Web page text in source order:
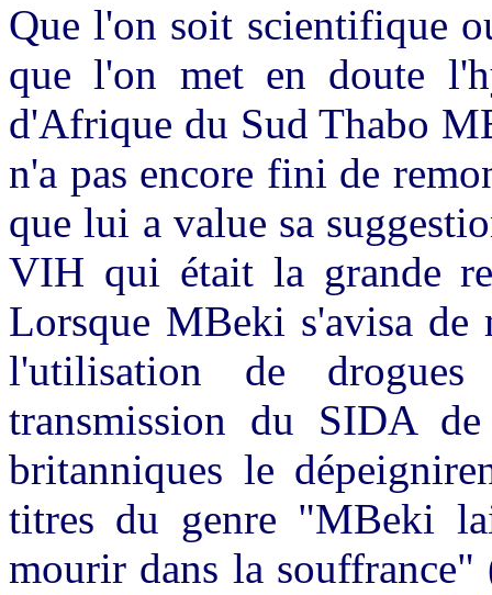
Que l'on soit scientifique
que l'on met en doute
d'Afrique du Sud Thabo
n'a pas encore fini de
que lui a value sa
VIH qui était la grande
Lorsque MBeki s'avisa de
l'utilisation de
transmission du SIDA
britanniques le
titres du genre "MBeki
mourir dans la